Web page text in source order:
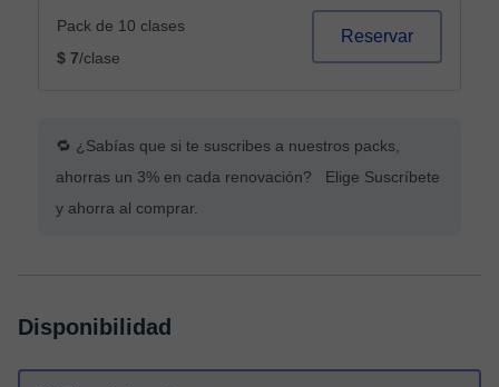
Pack de 10 clases
$ 7/clase
Reservar
🔁 ¿Sabías que si te suscribes a nuestros packs,
ahorras un 3% en cada renovación? Elige Suscríbete
y ahorra al comprar.
Disponibilidad